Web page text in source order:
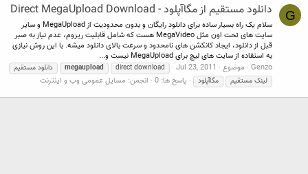
G دانلود مستقیم از مگاآپلود - Direct MegaUpload Download
سلام یک راه بسیار ساده برای دانلود رایگان و بدون محدودیت از MegaUpload و سایر
سایت های تحت اون مثل MegaVideo هست که شامل قابلیت ریزوم، عدم نیاز به صبر
قبل از دانلود، ایجاد کانکشن های نامحدود و سرعت بالای دانلود میشه. با این روش نیازی
به استفاده از سایت های لیچ برای MegaUpload نیست و...
Genzo موضوع Jul 23, 2011
direct download
megaupload
دانلود مستقیم
لینک مستقیم
مگاآپلود پاسخ ها: 0 انجمن: مسایل عمومی وب و اینترنت